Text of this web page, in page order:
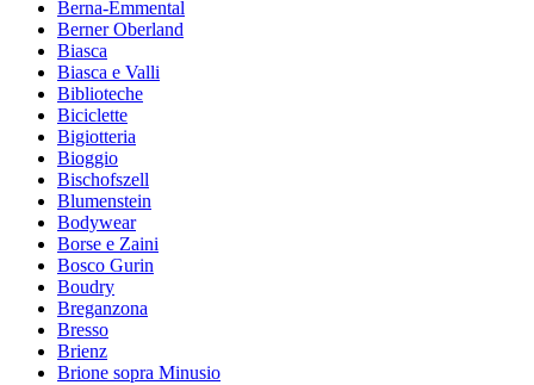
Berna-Emmental
Berner Oberland
Biasca
Biasca e Valli
Biblioteche
Biciclette
Bigiotteria
Bioggio
Bischofszell
Blumenstein
Bodywear
Borse e Zaini
Bosco Gurin
Boudry
Breganzona
Bresso
Brienz
Brione sopra Minusio